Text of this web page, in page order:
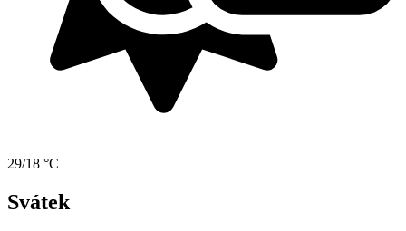
29/18 °C
Svátek